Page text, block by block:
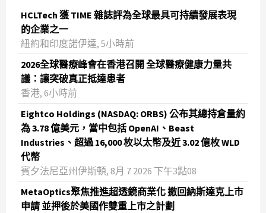
HCLTech 獲 TIME 雜誌評為全球最具可持續發展表現
的企業之一
紐約和印度諾伊達, 5小時前
2026全球醫療峰會在香港召開 全球醫療健康力量共
議：讓突破真正抵達患者
香港, 6小時前
Eightco Holdings (NASDAQ: ORBS) 公布其總持倉量約
為 3.78 億美元，當中包括 OpenAI、Beast
Industries、超過 16,000 枚以太幣及近 3.02 億枚 WLD
代幣
賓夕法尼亞州伊斯頓, 8月 7 2026 下午3點08
MetaOptics聚焦推進超透鏡商業化 撤回納斯達克上市
申請 並押後於美國作雙重上市之計劃